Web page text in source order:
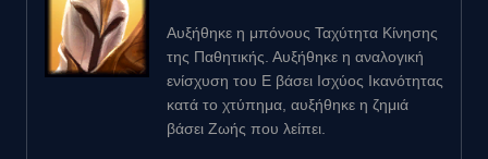
Αυξήθηκε η μπόνους Ταχύτητα Κίνησης
της Παθητικής. Αυξήθηκε η αναλογική
ενίσχυση του E βάσει Ισχύος Ικανότητας
κατά το χτύπημα, αυξήθηκε η ζημιά
βάσει Ζωής που λείπει.